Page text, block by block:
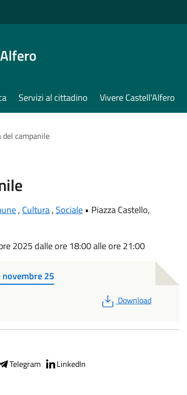
Servizi al cittadino Vivere Castell'Alfero
campanile
, Cultura, Sociale • Piazza Castello,
2025 dalle ore 18:00 alle ore 21:00
25
PDF
Download
Telegram LinkedIn